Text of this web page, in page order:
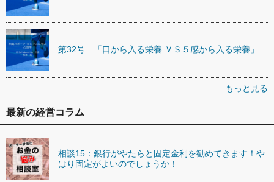
第32号 「口から入る栄養 ＶＳ５感から入る栄養」
もっと見る
最新の経営コラム
相談15：銀行がやたらと固定金利を勧めてきます！や
はり固定がよいのでしょうか！